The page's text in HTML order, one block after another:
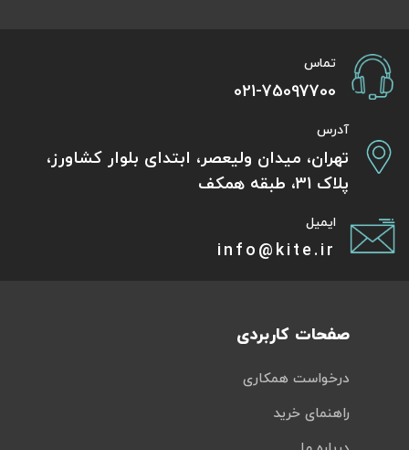
تماس
021-75097700
آدرس
تهران، میدان ولیعصر، ابتدای بلوار کشاورز،
پلاک 31، طبقه همکف
ایمیل
info@kite.ir
صفحات کاربردی
درخواست همکاری
راهنمای خرید